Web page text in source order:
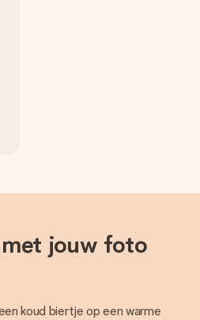
jouw foto
koud biertje op een warme